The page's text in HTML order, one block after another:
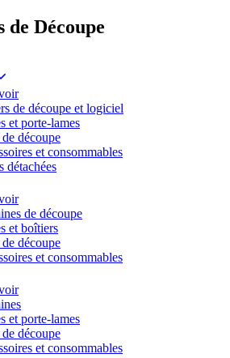
de Découpe
de découpe et logiciel
et porte-lames
découpe
et consommables
détachées
de découpe
et boîtiers
découpe
et consommables
et porte-lames
découpe
et consommables